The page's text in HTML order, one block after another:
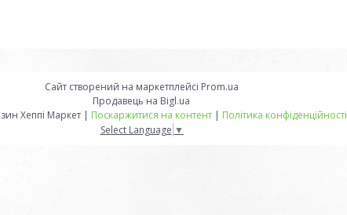
Сайт створений на маркетплейсі Prom.ua
Продавець на Bigl.ua
Інтернет-магазин Хеппі Маркет | Поскаржитися на контент | Політика конфіденційності
Select Language ▼